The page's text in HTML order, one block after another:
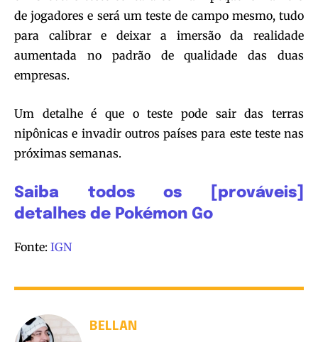
de jogadores e será um teste de campo mesmo, tudo
para calibrar e deixar a imersão da realidade
aumentada no padrão de qualidade das duas
empresas.
Um detalhe é que o teste pode sair das terras
nipônicas e invadir outros países para este teste nas
próximas semanas.
Saiba todos os [prováveis]
detalhes de Pokémon Go
Fonte: IGN
BELLAN